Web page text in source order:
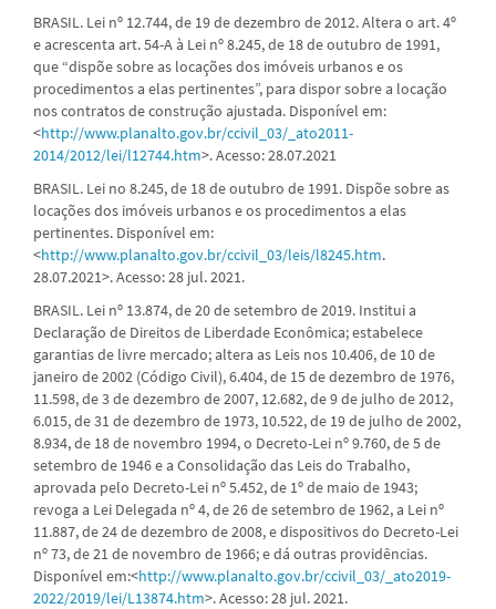
BRASIL. Lei nº 12.744, de 19 de dezembro de 2012. Altera o art. 4º
e acrescenta art. 54-A à Lei nº 8.245, de 18 de outubro de 1991,
que “dispõe sobre as locações dos imóveis urbanos e os
procedimentos a elas pertinentes”, para dispor sobre a locação
nos contratos de construção ajustada. Disponível em:
<http://www.planalto.gov.br/ccivil_03/_ato2011-
2014/2012/lei/l12744.htm>. Acesso: 28.07.2021
BRASIL. Lei no 8.245, de 18 de outubro de 1991. Dispõe sobre as
locações dos imóveis urbanos e os procedimentos a elas
pertinentes. Disponível em:
<http://www.planalto.gov.br/ccivil_03/leis/l8245.htm.
28.07.2021>. Acesso: 28 jul. 2021.
BRASIL. Lei nº 13.874, de 20 de setembro de 2019. Institui a
Declaração de Direitos de Liberdade Econômica; estabelece
garantias de livre mercado; altera as Leis nos 10.406, de 10 de
janeiro de 2002 (Código Civil), 6.404, de 15 de dezembro de 1976,
11.598, de 3 de dezembro de 2007, 12.682, de 9 de julho de 2012,
6.015, de 31 de dezembro de 1973, 10.522, de 19 de julho de 2002,
8.934, de 18 de novembro 1994, o Decreto-Lei nº 9.760, de 5 de
setembro de 1946 e a Consolidação das Leis do Trabalho,
aprovada pelo Decreto-Lei nº 5.452, de 1º de maio de 1943;
revoga a Lei Delegada nº 4, de 26 de setembro de 1962, a Lei nº
11.887, de 24 de dezembro de 2008, e dispositivos do Decreto-Lei
nº 73, de 21 de novembro de 1966; e dá outras providências.
Disponível em:<http://www.planalto.gov.br/ccivil_03/_ato2019-
2022/2019/lei/L13874.htm>. Acesso: 28 jul. 2021.